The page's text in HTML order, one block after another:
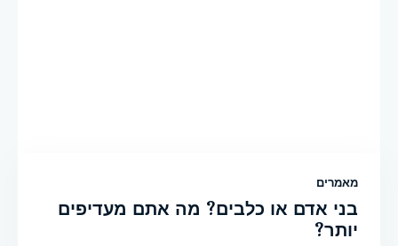
מאמרים
בני אדם או כלבים? מה אתם מעדיפים
יותר?